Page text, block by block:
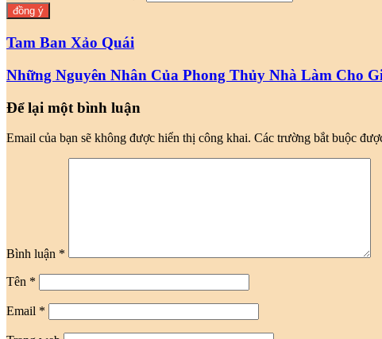
Tam Ban Xảo Quái
Những Nguyên Nhân Của Phong Thủy Nhà Làm Cho
Để lại một bình luận
Email của bạn sẽ không được hiển thị công khai. Các trường bắt buộc
Bình luận *
Tên *
Email *